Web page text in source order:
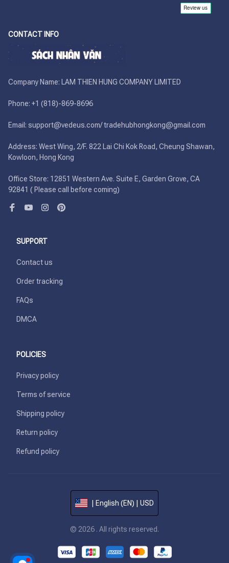
CONTACT INFO
Company Name: LAM THIEN HUNG COMPANY LIMITED
Phone: +1 (818)-869-8696
Email: support@vedeus.com/ tradehubhongkong@gmail.com
Address: West Wing, 2/F. 822 Lai Chi Kok Road, Cheung Shawan,
Kowloon, Hong Kong
Office Store: 12851 Western Ave. Suite E, Garden Grove, CA
92841 ( Please call before coming)
SUPPORT
Contact us
Order tracking
FAQs
DMCA
POLICIES
Privacy policy
Terms of service
Shipping policy
Return policy
Refund policy
| English (EN) | USD
© 2026 . All rights reserved.